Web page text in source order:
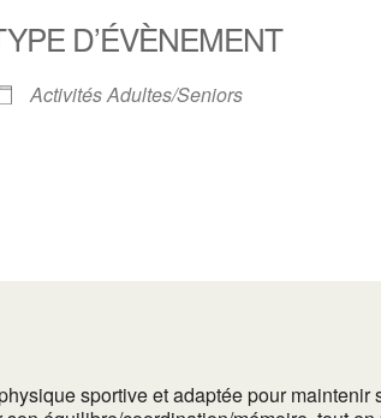
iCalendar
D’ÉVÈNEMENT
Activités Adultes/Seniors
sportive et adaptée pour